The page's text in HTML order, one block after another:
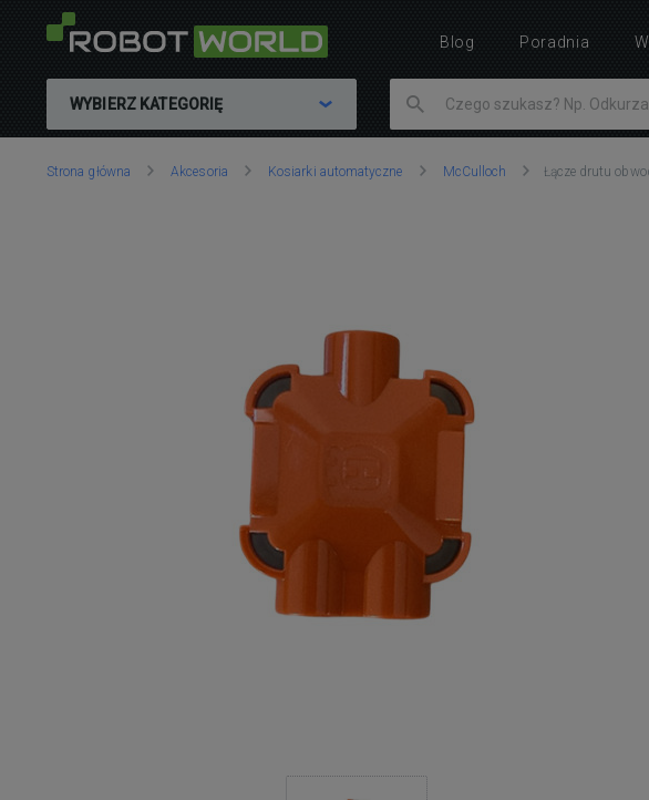
WYBIERZ KATEGORIĘ
Znajdujesz
Strona główna Akcesoria Kosiarki automatyczne McCulloch Łącze drutu
Blog Poradnia